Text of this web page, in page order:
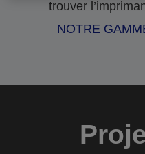
trouver
NOTRE